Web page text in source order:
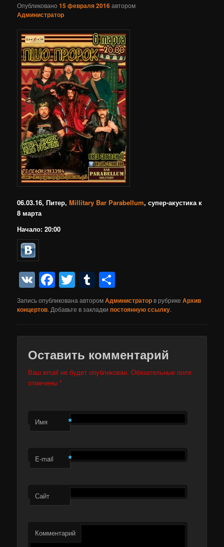
Опубликовано15 февраля 2016автором
Администратор
06.03.16, Питер,Millitary Bar Parabellum, супер-акустика к
8 марта
Начало: 20:00
VKFacebook
TwitterTumblr
Запись опубликована авторомАдминистратор в рубрикеАрхив
концертов. Добавьте в закладкипостоянную ссылку.
Оставить комментарий
Ваш email не будет опубликован. Обязательные поля
отмечены*
Имя *
E-mail *
Сайт
Комментарий